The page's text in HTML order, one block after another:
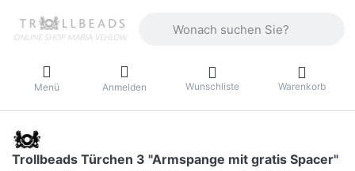
Menü Anmelden Wunschliste Warenkorb
Trollbeads Türchen 3 "Armspange mit gratis Spacer"